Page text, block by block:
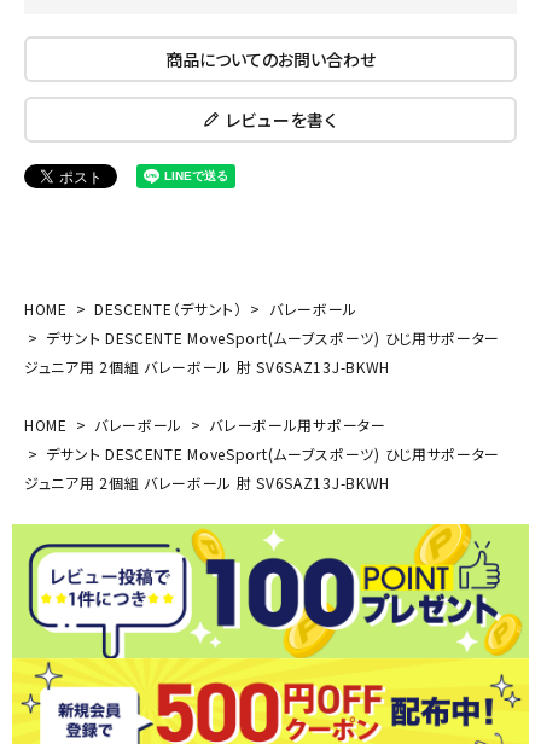
商品についてのお問い合わせ
レビューを書く
HOME DESCENTE（デサント）
バレーボール
デサント DESCENTE MoveSport(ムーブスポーツ) ひじ用サポーター
ジュニア用 2個組 バレーボール 肘 SV6SAZ13J-BKWH
HOME バレーボール
バレーボール用サポーター
デサント DESCENTE MoveSport(ムーブスポーツ) ひじ用サポーター
ジュニア用 2個組 バレーボール 肘 SV6SAZ13J-BKWH